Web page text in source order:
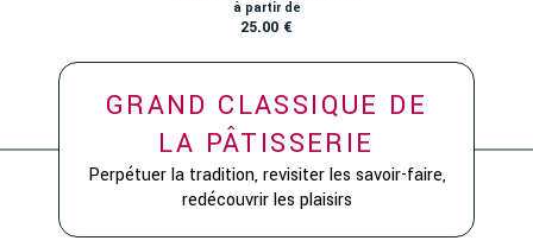
25.00 €
GRAND CLASSIQUE DE
LA PÂTISSERIE